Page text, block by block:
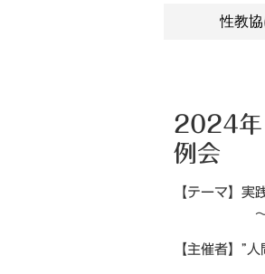
性教
2024年
例会
【テーマ】実
～子ども
【主催者】”